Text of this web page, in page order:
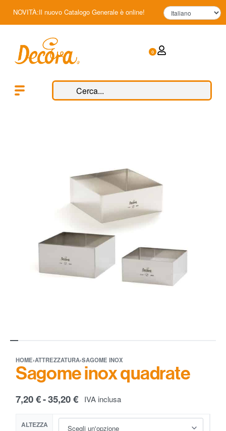
NOVITÀ:Il nuovo Catalogo Generale è online!
0
HOME›ATTREZZATURA›SAGOME INOX
Sagome inox quadrate
7,20€ 35,20€ IVA inclusa
ALTEZZA